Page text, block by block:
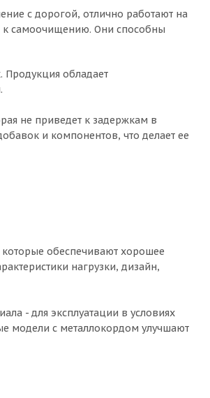
с дорогой, отлично работают на
к самоочищению. Они способны
обладает
не приведет к задержкам в
и компонентов, что делает ее
обеспечивают хорошее
нагрузки, дизайн,
- для эксплуатации в условиях
модели с металлокордом улучшают